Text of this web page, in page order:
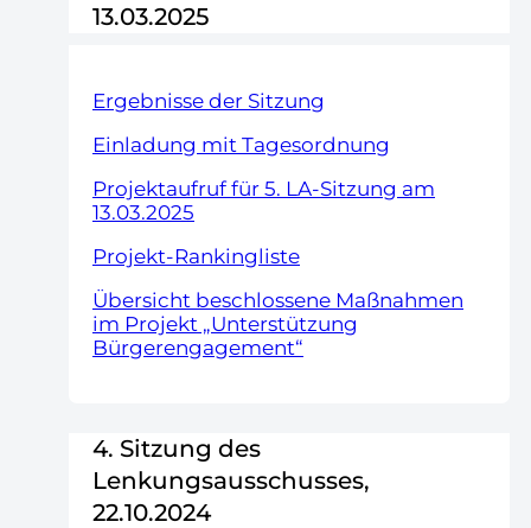
13.03.2025
Ergebnisse der Sitzung
Einladung mit Tagesordnung
Projektaufruf für 5. LA-Sitzung am
13.03.2025
Projekt-Rankingliste
Übersicht beschlossene Maßnahmen
im Projekt „Unterstützung
Bürgerengagement“
4. Sitzung des
Lenkungsausschusses,
22.10.2024